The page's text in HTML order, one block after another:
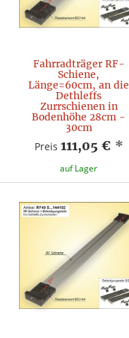
Fahrradträger RF-
Schiene,
Länge=60cm, an die
Dethleffs
Zurrschienen in
Bodenhöhe 28cm -
30cm
Preis 111,05 € *
auf Lager